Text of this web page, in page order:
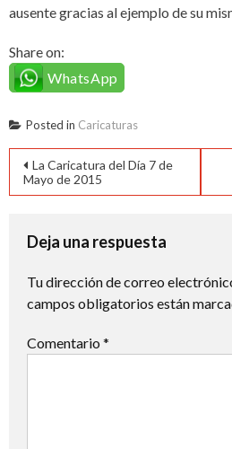
ausente gracias al ejemplo de su
Share on:
WhatsApp
Posted in Caricaturas
Navegación
de
entradas
La Caricatura del Día 7 de
Mayo de 2015
Deja una respuesta
Tu dirección de correo
campos obligatorios están
Comentario *